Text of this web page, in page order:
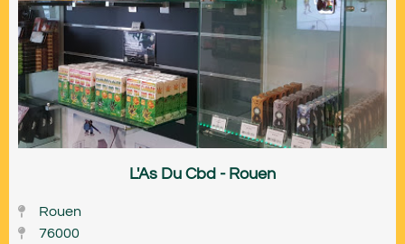
L'As Du Cbd - Rouen
Rouen
76000